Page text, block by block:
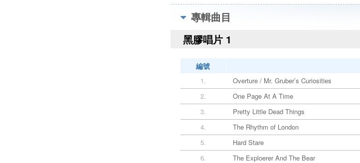
專輯曲目
黑膠唱片 1
編號
1.
Overture / Mr. Gruber’s Curiosities
2.
One Page At A Time
3.
Pretty Little Dead Things
4.
The Rhythm of London
5.
Hard Stare
6.
The Exploerer And The Bear